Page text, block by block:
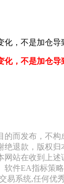
，不是加仓
，不是加仓
而发布，不
退款，版权
站在收到上
件EA指标
系统,任何